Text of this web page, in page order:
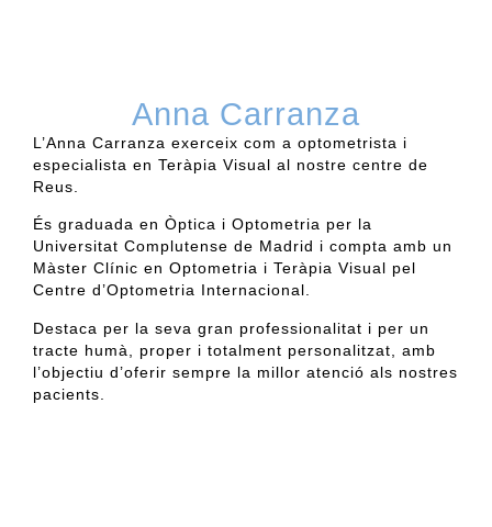
Anna Carranza
L’Anna Carranza exerceix com a optometrista i
especialista en Teràpia Visual al nostre centre de
Reus.
És graduada en Òptica i Optometria per la
Universitat Complutense de Madrid i compta amb un
Màster Clínic en Optometria i Teràpia Visual pel
Centre d’Optometria Internacional.
Destaca per la seva gran professionalitat i per un
tracte humà, proper i totalment personalitzat, amb
l’objectiu d’oferir sempre la millor atenció als nostres
pacients.